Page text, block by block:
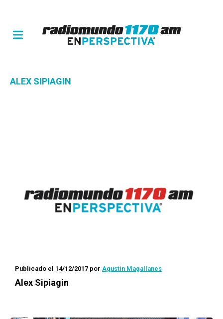
ALEX SIPIAGIN
Publicado el 14/12/2017 por Agustín Magallanes
Alex Sipiagin